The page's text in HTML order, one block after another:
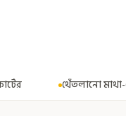
গোপনাঙ্গে রড!